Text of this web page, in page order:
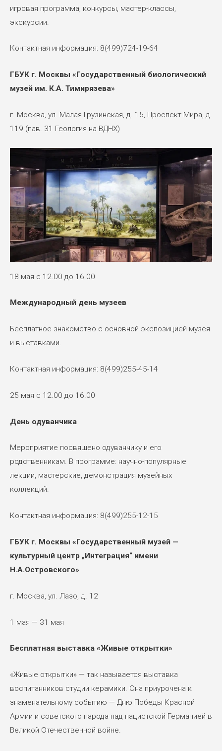
игровая программа, конкурсы, мастер-классы,
экскурсии.
Контактная информация: 8(499)724-19-64
ГБУК г. Москвы «Государственный биологический
музей им. К.А. Тимирязева»
г. Москва, ул. Малая Грузинская, д. 15, Проспект Мира, д.
119 (пав. 31 Геология на ВДНХ)
18 мая с 12.00 до 16.00
Международный день музеев
Бесплатное знакомство с основной экспозицией музея
и выставками.
Контактная информация: 8(499)255-45-14
25 мая с 12.00 до 16.00
День одуванчика
Мероприятие посвящено одуванчику и его
родственникам. В программе: научно-популярные
лекции, мастерские, демонстрация музейных
коллекций.
Контактная информация: 8(499)255-12-15
ГБУК г. Москвы «Государственный музей —
культурный центр „Интеграция“ имени
Н.А.Островского»
г. Москва, ул. Лазо, д. 12
1 мая — 31 мая
Бесплатная выставка «Живые открытки»
«Живые открытки» — так называется выставка
воспитанников студии керамики. Она приурочена к
знаменательному событию — Дню Победы Красной
Армии и советского народа над нацистской Германией в
Великой Отечественной войне.